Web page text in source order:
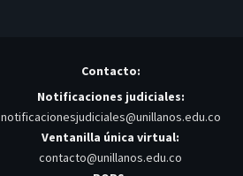
Contacto:
Notificaciones judiciales:
notificacionesjudiciales@unillanos.edu.co
Ventanilla única virtual:
contacto@unillanos.edu.co